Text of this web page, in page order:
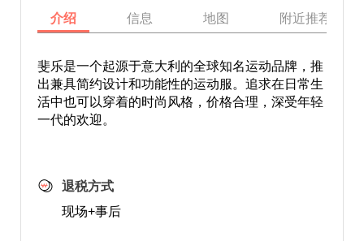
介绍 信息 地图 附近推荐景点
斐乐是一个起源于意大利的全球知名运动品牌，推
出兼具简约设计和功能性的运动服。追求在日常生
活中也可以穿着的时尚风格，价格合理，深受年轻
一代的欢迎。
退税方式
现场+事后